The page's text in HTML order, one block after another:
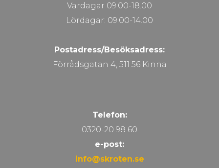
Vardagar 09.00-18.00
Lördagar: 09.00-14.00
Postadress/Besöksadress:
Förrådsgatan 4, 511 56 Kinna
Telefon:
0320-20 98 60
e-post:
info@skroten.se